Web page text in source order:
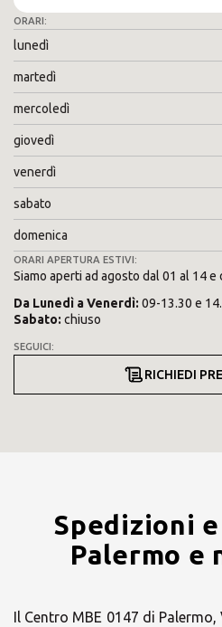
ORARI:
lunedì
martedì
mercoledì
giovedì
venerdì
sabato
domenica
ORARI APERTURA ESTIVI:
Siamo aperti ad agosto dal 01 al 14 e
Da Lunedì aVenerdì: 09-13.30 e
Sabato: chiuso
SEGUICI:
RICHIEDI
Spedizioni
Palermo e
Il Centro MBE 0147 di